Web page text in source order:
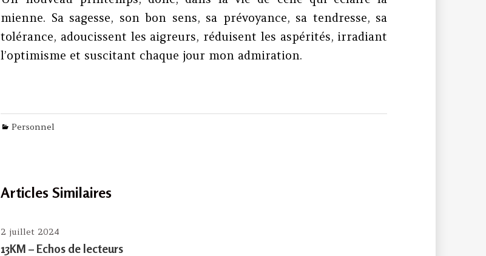
mienne. Sa sagesse, son bon sens, sa prévoyance, sa tendresse, sa
tolérance, adoucissent les aigreurs, réduisent les aspérités, irradiant
l’optimisme et suscitant chaque jour mon admiration.
Categories
Personnel
Articles Similaires
2 juillet 2024
13KM – Echos de lecteurs